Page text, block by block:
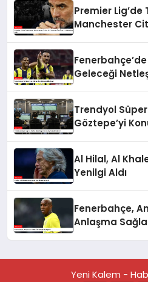
Premier
Manchester
Geleceği
Trendyol
Göztepe’yi
Al Hilal, Al
Yenilgi Aldı
Fenerbahçe,
Anlaşma
Yeni Kalem -